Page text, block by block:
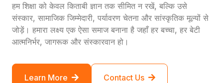
हम शिक्षा को केवल किताबी ज्ञान तक सीमित न रखें, बल्कि उसे
संस्कार, सामाजिक जिम्मेदारी, पर्यावरण चेतना और सांस्कृतिक मूल्यों से
जोड़ें। हमारा लक्ष्य एक ऐसा समाज बनाना है जहाँ हर बच्चा, हर बेटी
आत्मनिर्भर, जागरूक और संस्कारवान हो।
Learn More Contact Us